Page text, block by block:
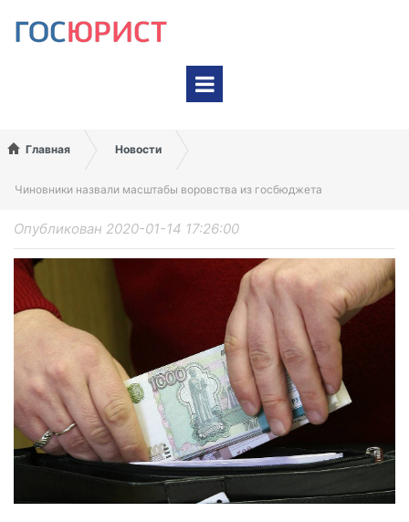
На карте Google
На карте Яндекс
Главная Новости
Чиновники назвали масштабы воровства из госбюджета
Опубликован 2020-01-14 17:26:00